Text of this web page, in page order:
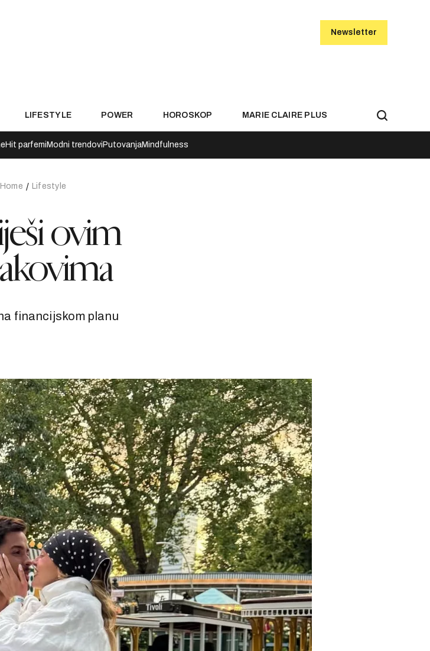
Newsletter
LIFESTYLE POWER HOROSKOP MARIE CLAIRE PLUS
Hit parfemi Modni trendovi PutovanjaMindfulness
Home Lifestyle
ovim
financijskom planu